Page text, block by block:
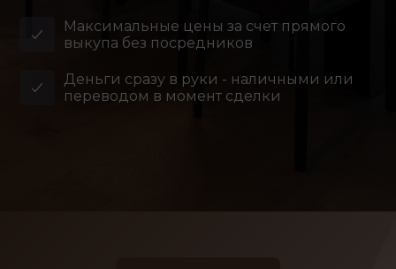
Максимальные цены за счет прямого
выкупа без посредников
Деньги сразу в руки - наличными или
переводом в момент сделки